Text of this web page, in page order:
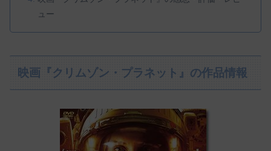
ュー
映画『クリムゾン・プラネット』の作品情報